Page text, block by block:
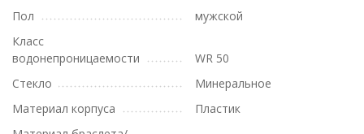
Пол
мужской
Класс
водонепроницаемости
WR 50
Стекло
Минеральное
Материал корпуса
Пластик